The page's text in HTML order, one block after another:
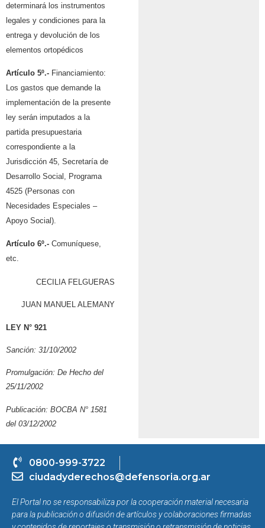
determinará los instrumentos
legales y condiciones para la
entrega y devolución de los
elementos ortopédicos
Artículo 5º.- Financiamiento:
Los gastos que demande la
implementación de la presente
ley serán imputados a la
partida presupuestaria
correspondiente a la
Jurisdicción 45, Secretaría de
Desarrollo Social, Programa
4525 (Personas con
Necesidades Especiales –
Apoyo Social).
Artículo 6º.- Comuníquese,
etc.
CECILIA FELGUERAS
JUAN MANUEL ALEMANY
LEY N° 921
Sanción: 31/10/2002
Promulgación: De Hecho del
25/11/2002
Publicación: BOCBA N° 1581
del 03/12/2002
0800-999-3722
ciudadyderechos@defensoria.org.ar
El Portal no se responsabiliza por la cooperación material necesaria
para la publicación o difusión de artículos y colaboraciones firmadas